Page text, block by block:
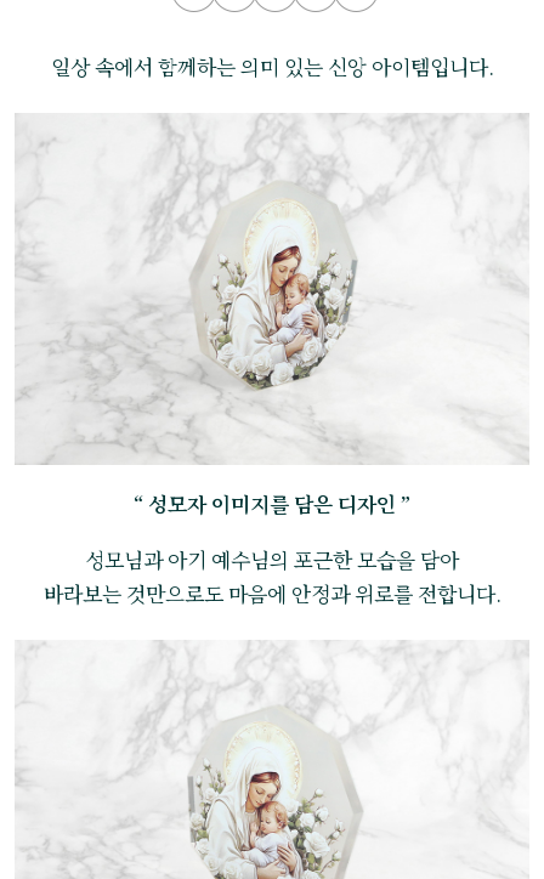
일상 속에서 함께하는 의미 있는 신앙 아이템입니다.
“ 성모자 이미지를 담은 디자인 ”
성모님과 아기 예수님의 포근한 모습을 담아
바라보는 것만으로도 마음에 안정과 위로를 전합니다.